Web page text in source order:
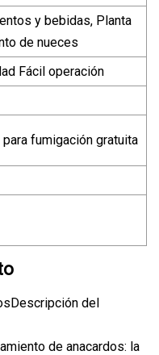
y bebidas, Planta
de nueces
Fácil operación
para fumigación gratuita
del
de anacardos: la